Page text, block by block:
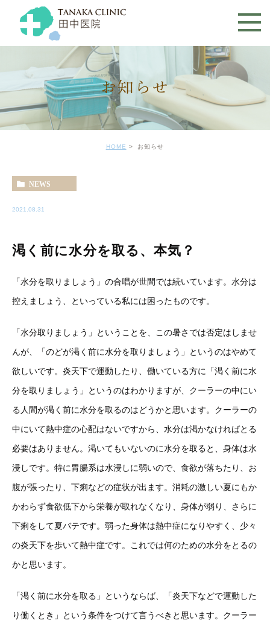
お知らせ
HOME お知らせ
NEWS
2021.08.31
渇く前に水分を取る、本気？
「水分を取りましょう」の合唱が世間では続いています。水分は
控えましょう、といっている私には困ったものです。
「水分取りましょう」ということを、この暑さでは否定はしませ
んが、「のどが渇く前に水分を取りましょう」というのはやめて
欲しいです。炎天下で運動したり、働いている方に「渇く前に水
分を取りましょう」というのはわかりますが、クーラーの中にい
る人間が渇く前に水分を取るのはどうかと思います。クーラーの
中にいて熱中症の心配はないですから、水分は渇かなければとる
必要はありません。渇いてもいないのに水分を取ると、身体は水
浸しです。特に胃腸系は水浸しに弱いので、食欲が落ちたり、お
腹が張ったり、下痢などの症状が出ます。消耗の激しい夏にもか
かわらず食欲低下から栄養が取れなくなり、身体が弱り、さらに
下痢をして夏バテです。弱った身体は熱中症になりやすく、少々
の炎天下を歩いて熱中症です。これでは何のための水分をとるの
かと思います。
「渇く前に水分を取る」というならば、「炎天下などで運動した
り働くとき」という条件をつけて言うべきと思います。クーラー